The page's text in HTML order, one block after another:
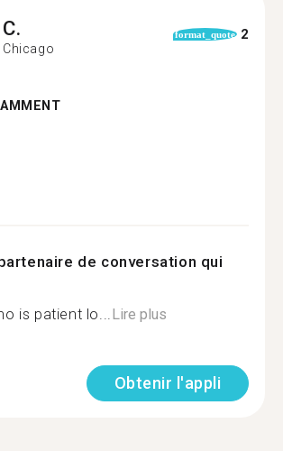
C.
Chicago
format_quote 2
de conversation qui
is patient lo...Lire plus
Obtenir l'appli